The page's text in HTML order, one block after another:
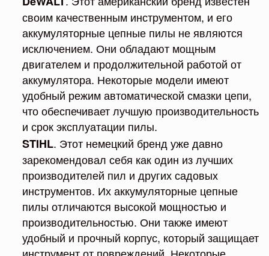
своим качественным инструментом, и его
аккумуляторные цепные пилы не являются
исключением. Они обладают мощным
двигателем и продолжительной работой от
аккумулятора. Некоторые модели имеют
удобный режим автоматической смазки цепи,
что обеспечивает лучшую производительность
и срок эксплуатации пилы.
STIHL. Этот немецкий бренд уже давно
зарекомендовал себя как один из лучших
производителей пил и других садовых
инструментов. Их аккумуляторные цепные
пилы отличаются высокой мощностью и
производительностью. Они также имеют
удобный и прочный корпус, который защищает
инструмент от повреждений. Некоторые